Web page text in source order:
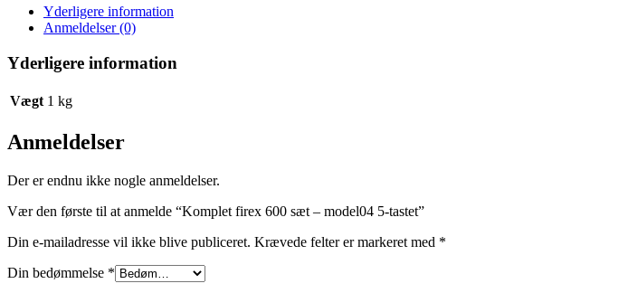
model04
tastet
antal
Yderligere information
Anmeldelser (0)
Yderligere information
Vægt 1 kg
Anmeldelser
Der er endnu ikke nogle anmeldelser.
Vær den første til at anmelde “Komplet firex 600 sæt – model04 5-tastet”
Din e-mailadresse vil ikke blive publiceret. Krævede felter er markeret med *
Din bedømmelse *